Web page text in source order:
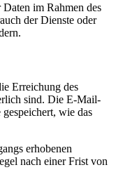
im Rahmen des
der Dienste oder
Erreichung des
sind. Die E-Mail-
wie das
erhobenen
nach einer Frist von